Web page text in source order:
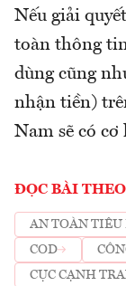
Nếu giải
toàn thông
dùng cũng
nhận tiền)
Nam sẽ có
ĐỌC BÀI
AN TOÀN TIÊU
COD
CỤC CẠNH